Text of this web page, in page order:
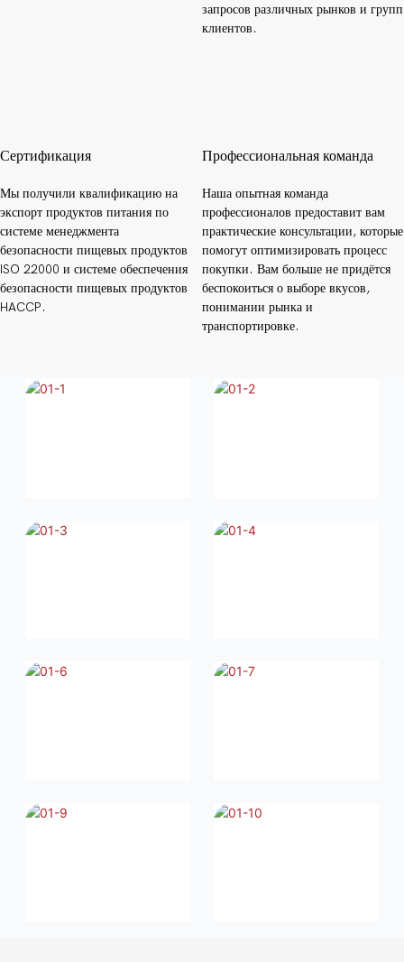
запросов различных рынков и групп
клиентов.
Сертификация
Мы получили квалификацию на
экспорт продуктов питания по
системе менеджмента
безопасности пищевых продуктов
ISO 22000 и системе обеспечения
безопасности пищевых продуктов
HACCP.
Профессиональная команда
Наша опытная команда
профессионалов предоставит вам
практические консультации, которые
помогут оптимизировать процесс
покупки. Вам больше не придётся
беспокоиться о выборе вкусов,
понимании рынка и
транспортировке.